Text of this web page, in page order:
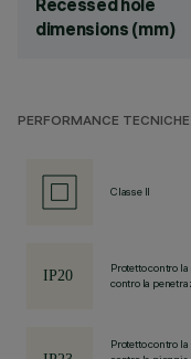
Recessed hole
dimensions (mm)
PERFORMANCE TECNICHE
Classe II
Protetto contro
contro la
Protetto contro